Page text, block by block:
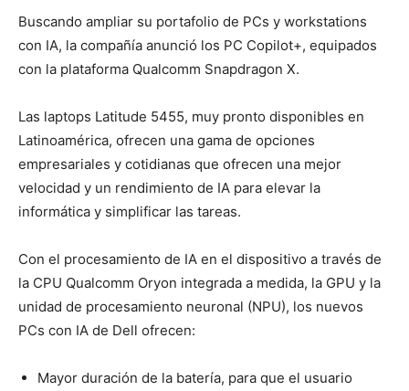
Buscando ampliar su portafolio de PCs y workstations
con IA, la compañía anunció los PC Copilot+, equipados
con la plataforma Qualcomm Snapdragon X.
Las laptops Latitude 5455, muy pronto disponibles en
Latinoamérica, ofrecen una gama de opciones
empresariales y cotidianas que ofrecen una mejor
velocidad y un rendimiento de IA para elevar la
informática y simplificar las tareas.
Con el procesamiento de IA en el dispositivo a través de
la CPU Qualcomm Oryon integrada a medida, la GPU y la
unidad de procesamiento neuronal (NPU), los nuevos
PCs con IA de Dell ofrecen:
Mayor duración de la batería, para que el usuario